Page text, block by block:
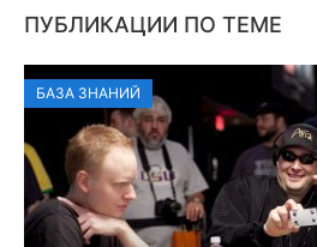
ПУБЛИКАЦИИ ПО ТЕМЕ
БАЗА ЗНАНИЙ